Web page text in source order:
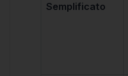
Semplificato